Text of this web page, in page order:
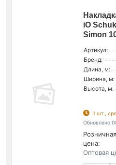
iO
Simon
Артикул:
Бренд:
Длина, м:
Ширина, м:
Высота, м:
1 шт.,
Обновлено
Розничная
цена:
Оптовая